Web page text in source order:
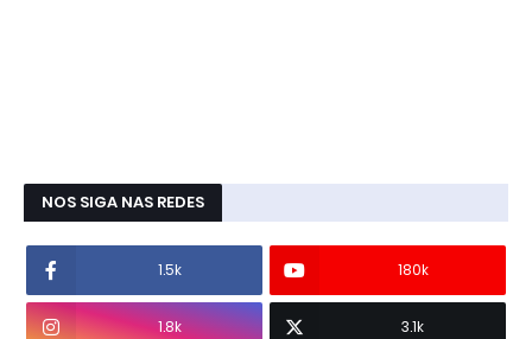
NOS SIGA NAS REDES
1.5k 180k
1.8k 3.1k